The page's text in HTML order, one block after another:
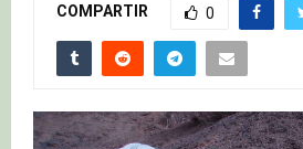
COMPARTIR 0